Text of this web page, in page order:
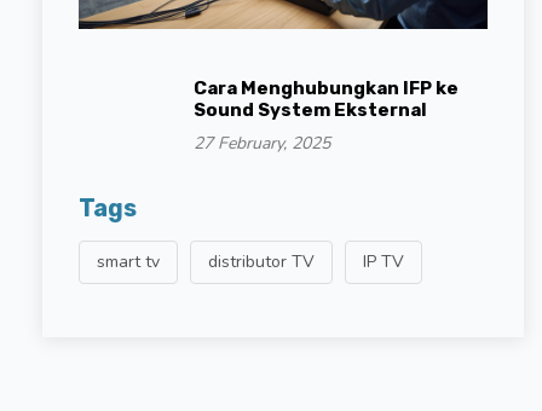
Cara Menghubungkan IFP ke
Sound System Eksternal
27 February, 2025
Tags
smart tv distributor TV IP TV